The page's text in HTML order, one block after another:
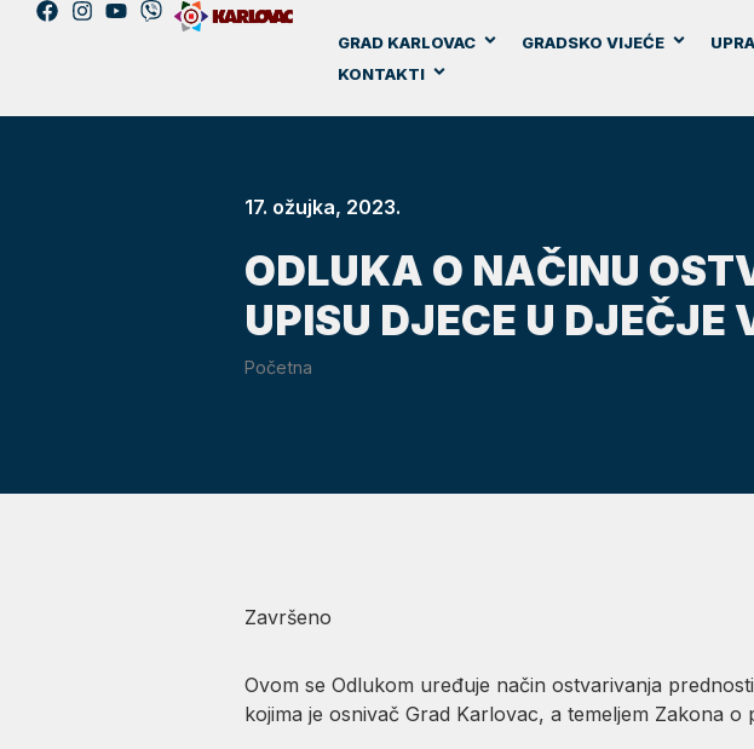
GRAD KARLOVAC GRADSKO VIJEĆE
KONTAKTI
17. ožujka, 2023.
ODLUKA O NAČINU
UPISU DJECE U DJEČJE
Početna
Završeno
Ovom se Odlukom uređuje način ostvarivanja
kojima je osnivač Grad Karlovac, a temeljem Zakona